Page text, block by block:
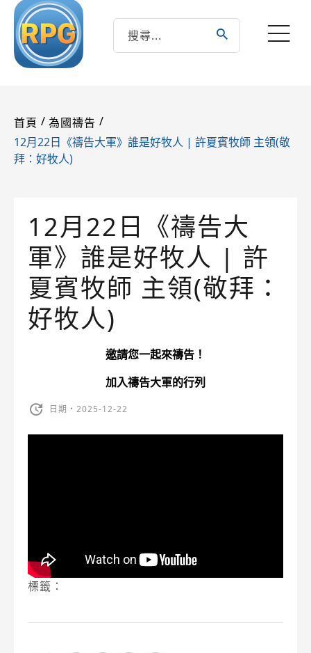
首頁 / 為國禱告 /
12月22日《禱告大軍》誰是好牧人 | 許夏賓牧師 主領(敬
拜：好牧人)
12月22日《禱告大
軍》誰是好牧人 | 許
夏賓牧師 主領(敬拜：
好牧人)
邀請您一起來禱告！
加入禱告大軍的行列
日期・2025-12-22
標籤：